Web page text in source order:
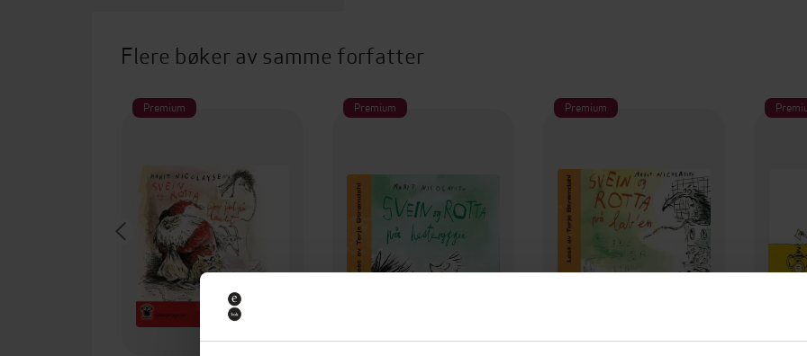
Flere bøker av samme forfatter
Premium Premium Premium